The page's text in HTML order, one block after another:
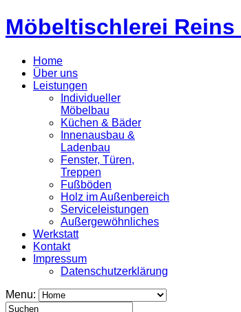
Möbeltischlerei Reins
Home
Über uns
Leistungen
Individueller
Möbelbau
Küchen & Bäder
Innenausbau &
Ladenbau
Fenster, Türen,
Treppen
Fußböden
Holz im Außenbereich
Serviceleistungen
Außergewöhnliches
Werkstatt
Kontakt
Impressum
Datenschutzerklärung
Menu: